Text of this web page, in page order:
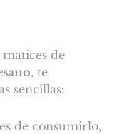
de
, te
sencillas:
de consumirlo,